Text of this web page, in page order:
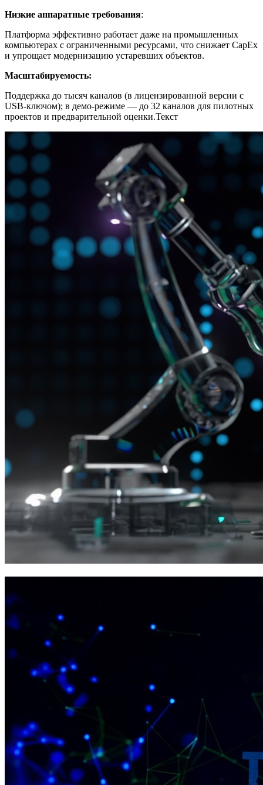
Низкие аппаратные требования:
Платформа эффективно работает даже на промышленных
компьютерах с ограниченными ресурсами, что снижает CapEx
и упрощает модернизацию устаревших объектов.
Масштабируемость:
Поддержка до тысяч каналов (в лицензированной версии с
USB-ключом); в демо-режиме — до 32 каналов для пилотных
проектов и предварительной оценки.Текст